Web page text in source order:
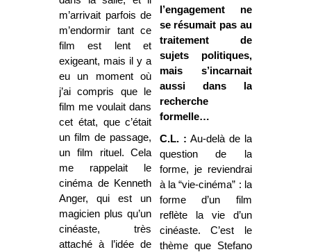
m’arrivait parfois de
m’endormir tant ce
film est lent et
exigeant, mais il y a
eu un moment où
j’ai compris que le
film me voulait dans
cet état, que c’était
un film de passage,
un film rituel. Cela
me rappelait le
cinéma de Kenneth
Anger, qui est un
magicien plus qu’un
cinéaste, très
attaché à l’idée de
l’engagement ne
se résumait pas au
traitement de
sujets politiques,
mais s’incarnait
aussi dans la
recherche
formelle…
C.L. : Au-delà de la
question de la
forme, je reviendrai
à la “vie-cinéma” : la
forme d’un film
reflète la vie d’un
cinéaste. C’est le
thème que Stefano